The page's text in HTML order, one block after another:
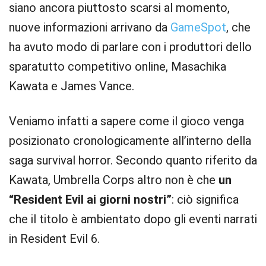
siano ancora piuttosto scarsi al momento,
nuove informazioni arrivano da GameSpot, che
ha avuto modo di parlare con i produttori dello
sparatutto competitivo online, Masachika
Kawata e James Vance.
Veniamo infatti a sapere come il gioco venga
posizionato cronologicamente all’interno della
saga survival horror. Secondo quanto riferito da
Kawata, Umbrella Corps altro non è che un
“Resident Evil ai giorni nostri”: ciò significa
che il titolo è ambientato dopo gli eventi narrati
in Resident Evil 6.